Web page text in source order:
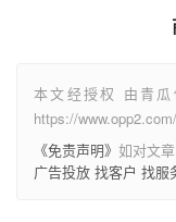
本文经授权 由青瓜
https://
《免责声明》 如对文
广告投放 找客户 找服